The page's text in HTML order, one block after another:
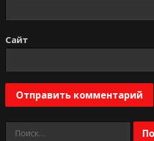
Сайт
Найти: